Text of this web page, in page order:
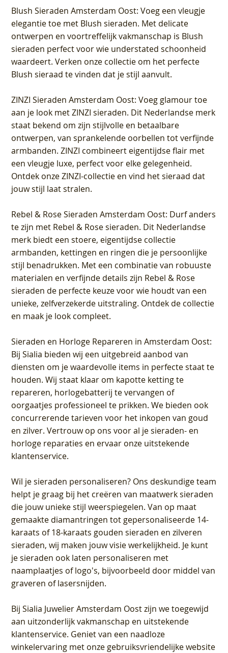
Blush Sieraden Amsterdam Oost: Voeg een vleugje
elegantie toe met Blush sieraden. Met delicate
ontwerpen en voortreffelijk vakmanschap is Blush
sieraden perfect voor wie understated schoonheid
waardeert. Verken onze collectie om het perfecte
Blush sieraad te vinden dat je stijl aanvult.
ZINZI Sieraden Amsterdam Oost: Voeg glamour toe
aan je look met ZINZI sieraden. Dit Nederlandse merk
staat bekend om zijn stijlvolle en betaalbare
ontwerpen, van sprankelende oorbellen tot verfijnde
armbanden. ZINZI combineert eigentijdse flair met
een vleugje luxe, perfect voor elke gelegenheid.
Ontdek onze ZINZI-collectie en vind het sieraad dat
jouw stijl laat stralen.
Rebel & Rose Sieraden Amsterdam Oost: Durf anders
te zijn met Rebel & Rose sieraden. Dit Nederlandse
merk biedt een stoere, eigentijdse collectie
armbanden, kettingen en ringen die je persoonlijke
stijl benadrukken. Met een combinatie van robuuste
materialen en verfijnde details zijn Rebel & Rose
sieraden de perfecte keuze voor wie houdt van een
unieke, zelfverzekerde uitstraling. Ontdek de collectie
en maak je look compleet.
Sieraden en Horloge Repareren in Amsterdam Oost:
Bij Sialia bieden wij een uitgebreid aanbod van
diensten om je waardevolle items in perfecte staat te
houden. Wij staat klaar om kapotte ketting te
repareren, horlogebatterij te vervangen of
oorgaatjes professioneel te prikken. We bieden ook
concurrerende tarieven voor het inkopen van goud
en zilver. Vertrouw op ons voor al je sieraden- en
horloge reparaties en ervaar onze uitstekende
klantenservice.
Wil je sieraden personaliseren? Ons deskundige team
helpt je graag bij het creëren van maatwerk sieraden
die jouw unieke stijl weerspiegelen. Van op maat
gemaakte diamantringen tot gepersonaliseerde 14-
karaats of 18-karaats gouden sieraden en zilveren
sieraden, wij maken jouw visie werkelijkheid. Je kunt
je sieraden ook laten personaliseren met
naamplaatjes of logo's, bijvoorbeeld door middel van
graveren of lasersnijden.
BijSialia Juwelier Amsterdam Oostzijn we toegewijd
aan uitzonderlijk vakmanschap en uitstekende
klantenservice. Geniet van een naadloze
winkelervaring met onze gebruiksvriendelijke website